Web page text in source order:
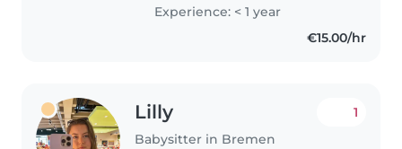
Experience: < 1 year
€15.00/hr
Lilly
Babysitter in Bremen
1